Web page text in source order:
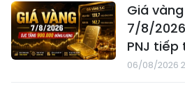
Giá
7/8/
PNJ
06/08/2026